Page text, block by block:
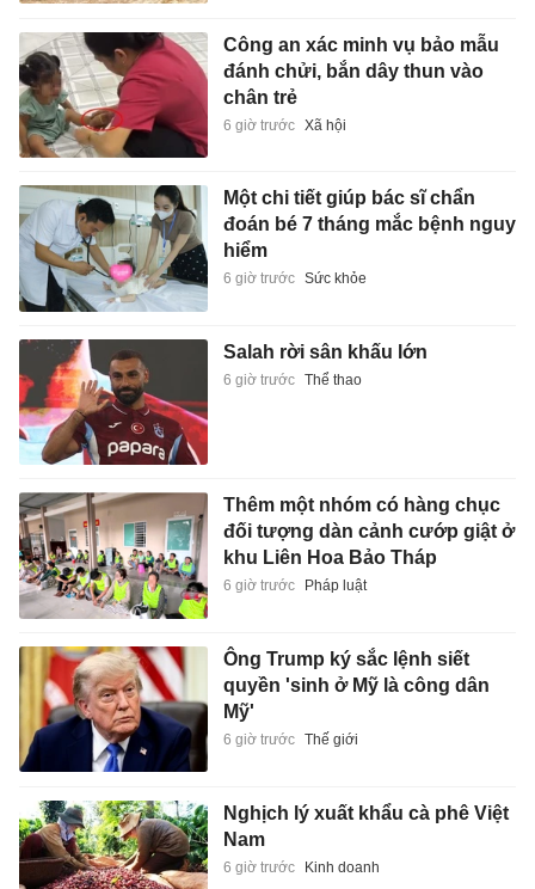
Công an xác minh vụ bảo mẫu
đánh chửi, bắn dây thun vào
chân trẻ
6 giờ trước Xã hội
Một chi tiết giúp bác sĩ chẩn
đoán bé 7 tháng mắc bệnh nguy
hiểm
6 giờ trước Sức khỏe
Salah rời sân khấu lớn
6 giờ trước Thể thao
Thêm một nhóm có hàng chục
đối tượng dàn cảnh cướp giật ở
khu Liên Hoa Bảo Tháp
6 giờ trước Pháp luật
Ông Trump ký sắc lệnh siết
quyền 'sinh ở Mỹ là công dân
Mỹ'
6 giờ trước Thế giới
Nghịch lý xuất khẩu cà phê Việt
Nam
6 giờ trước Kinh doanh